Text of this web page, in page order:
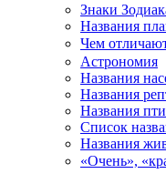
Знаки
Названия
Чем
Астрономия
Названия
Названия
Названия
Список
Названия
«Очень»,